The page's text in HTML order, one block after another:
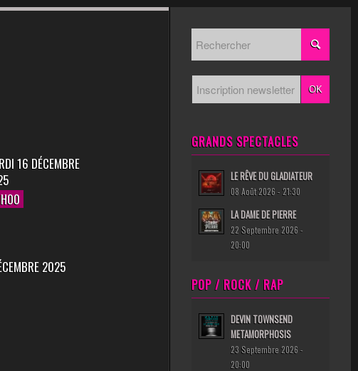
16 DÉCEMBRE
2025
GRANDS SPECTACLES
LE RÊVE DU GLADIATEUR
08 Août 2026 - 21:30
LA DAME DE PIERRE
22 Septembre 2026 -
20:00
POP / ROCK / RAP
DEVIN TOWNSEND
METAMORPHOSIS
23 Septembre 2026 -
20:00